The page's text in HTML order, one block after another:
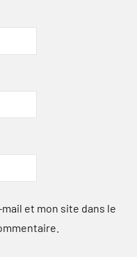
et mon site dans le